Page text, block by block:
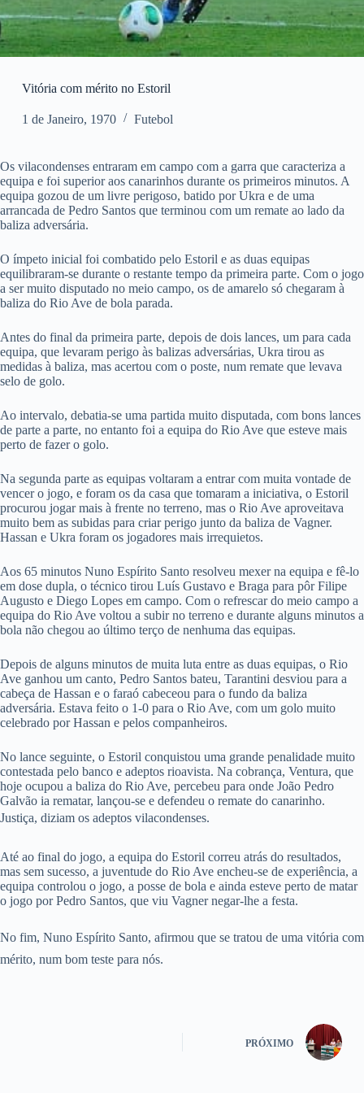
Vitória com mérito no Estoril
1 de Janeiro, 1970 Futebol
Os vilacondenses entraram em campo com a garra que caracteriza a
equipa e foi superior aos canarinhos durante os primeiros minutos. A
equipa gozou de um livre perigoso, batido por Ukra e de uma
arrancada de Pedro Santos que terminou com um remate ao lado da
baliza adversária.
O ímpeto inicial foi combatido pelo Estoril e as duas equipas
equilibraram-se durante o restante tempo da primeira parte. Com o jogo
a ser muito disputado no meio campo, os de amarelo só chegaram à
baliza do Rio Ave de bola parada.
Antes do final da primeira parte, depois de dois lances, um para cada
equipa, que levaram perigo às balizas adversárias, Ukra tirou as
medidas à baliza, mas acertou com o poste, num remate que levava
selo de golo.
Ao intervalo, debatia-se uma partida muito disputada, com bons lances
de parte a parte, no entanto foi a equipa do Rio Ave que esteve mais
perto de fazer o golo.
Na segunda parte as equipas voltaram a entrar com muita vontade de
vencer o jogo, e foram os da casa que tomaram a iniciativa, o Estoril
procurou jogar mais à frente no terreno, mas o Rio Ave aproveitava
muito bem as subidas para criar perigo junto da baliza de Vagner.
Hassan e Ukra foram os jogadores mais irrequietos.
Aos 65 minutos Nuno Espírito Santo resolveu mexer na equipa e fê-lo
em dose dupla, o técnico tirou Luís Gustavo e Braga para pôr Filipe
Augusto e Diego Lopes em campo. Com o refrescar do meio campo a
equipa do Rio Ave voltou a subir no terreno e durante alguns minutos a
bola não chegou ao último terço de nenhuma das equipas.
Depois de alguns minutos de muita luta entre as duas equipas, o Rio
Ave ganhou um canto, Pedro Santos bateu, Tarantini desviou para a
cabeça de Hassan e o faraó cabeceou para o fundo da baliza
adversária. Estava feito o 1-0 para o Rio Ave, com um golo muito
celebrado por Hassan e pelos companheiros.
No lance seguinte, o Estoril conquistou uma grande penalidade muito
contestada pelo banco e adeptos rioavista. Na cobrança, Ventura, que
hoje ocupou a baliza do Rio Ave, percebeu para onde João Pedro
Galvão ia rematar, lançou-se e defendeu o remate do canarinho.
Justiça, diziam os adeptos vilacondenses.
Até ao final do jogo, a equipa do Estoril correu atrás do resultados,
mas sem sucesso, a juventude do Rio Ave encheu-se de experiência, a
equipa controlou o jogo, a posse de bola e ainda esteve perto de matar
o jogo por Pedro Santos, que viu Vagner negar-lhe a festa.
No fim, Nuno Espírito Santo, afirmou que se tratou de uma vitória com
mérito, num bom teste para nós.
PRÓXIMO